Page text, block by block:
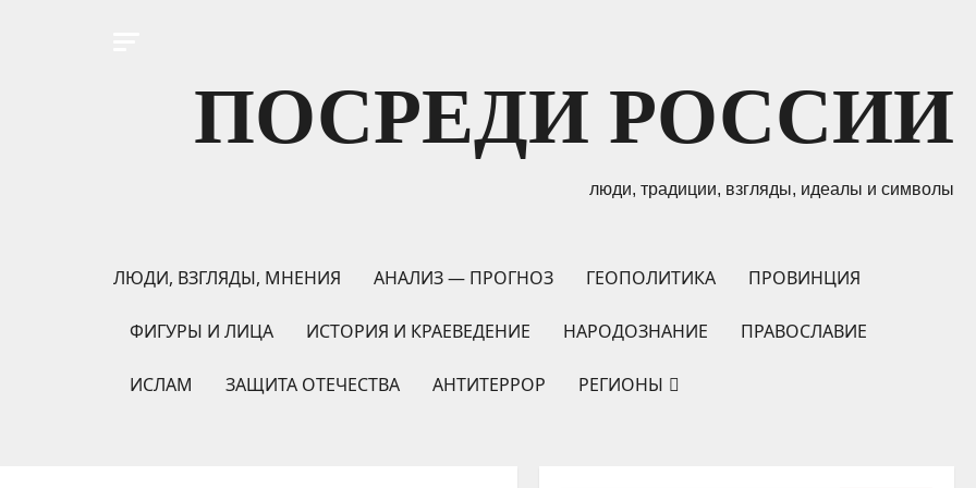
ПОСРЕДИ РОССИИ
люди, традиции, взгляды, идеалы и символы
ЛЮДИ, ВЗГЛЯДЫ, МНЕНИЯ АНАЛИЗ — ПРОГНОЗ ГЕОПОЛИТИКА ПРОВИНЦИЯ
ФИГУРЫ И ЛИЦА ИСТОРИЯ И КРАЕВЕДЕНИЕ НАРОДОЗНАНИЕ ПРАВОСЛАВИЕ
ИСЛАМ ЗАЩИТА ОТЕЧЕСТВА АНТИТЕРРОР РЕГИОНЫ